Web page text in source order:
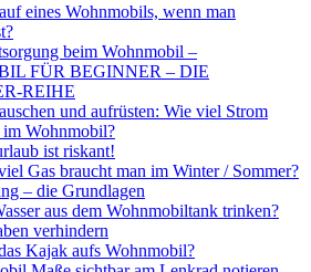
eines Wohnmobils, wenn man
beim Wohnmobil –
FÜR BEGINNER – DIE
REIHE
und aufrüsten: Wie viel Strom
im Wohnmobil?
ist riskant!
Gas braucht man im Winter / Sommer?
– die Grundlagen
aus dem Wohnmobiltank trinken?
verhindern
Kajak aufs Wohnmobil?